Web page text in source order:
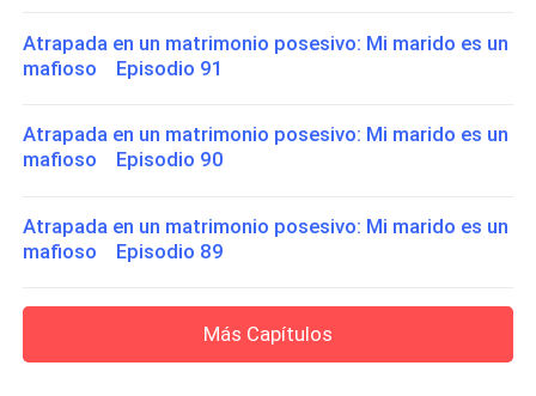
Atrapada en un matrimonio posesivo: Mi marido es un
mafioso Episodio 91
Atrapada en un matrimonio posesivo: Mi marido es un
mafioso Episodio 90
Atrapada en un matrimonio posesivo: Mi marido es un
mafioso Episodio 89
Más Capítulos